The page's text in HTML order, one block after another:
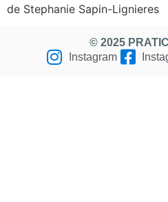
de Stephanie Sapin-Lignieres
© 2025
Instagram